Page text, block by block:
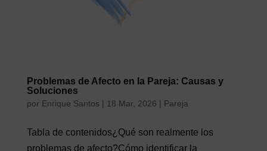
Problemas de Afecto en la Pareja: Causas y
Soluciones
por Enrique Santos | 18 Mar, 2026 | Pareja
Tabla de contenidos¿Qué son realmente los
problemas de afecto?Cómo identificar la